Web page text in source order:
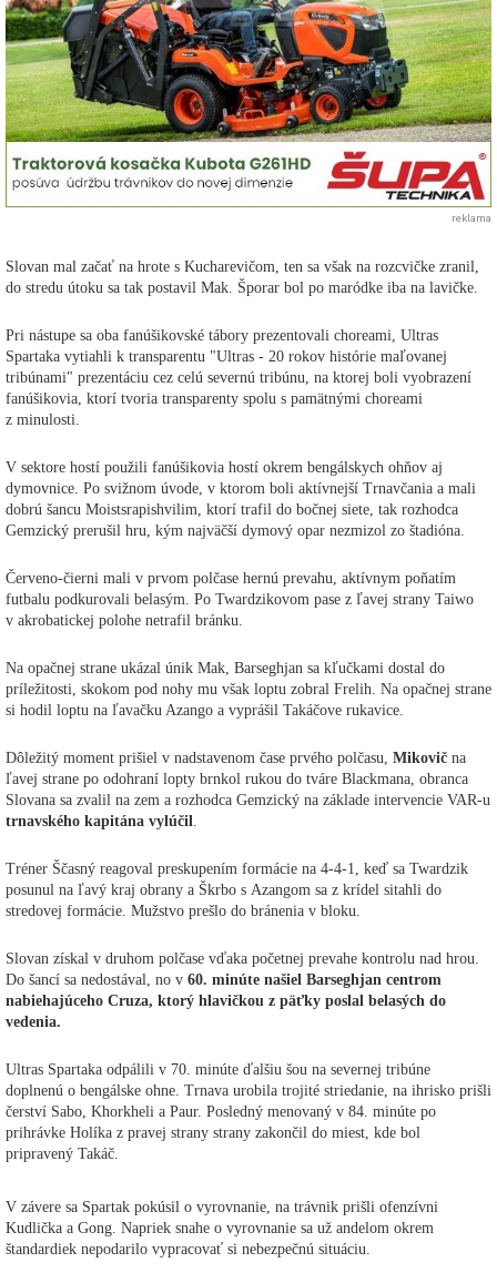
reklama
Slovan mal začať na hrote s Kucharevičom, ten sa však na rozcvičke zranil,
do stredu útoku sa tak postavil Mak. Šporar bol po maródke iba na lavičke.
Pri nástupe sa oba fanúšikovské tábory prezentovali choreami, Ultras
Spartaka vytiahli k transparentu "Ultras - 20 rokov histórie maľovanej
tribúnami" prezentáciu cez celú severnú tribúnu, na ktorej boli vyobrazení
fanúšikovia, ktorí tvoria transparenty spolu s pamätnými choreami
z minulosti.
V sektore hostí použili fanúšikovia hostí okrem bengálskych ohňov aj
dymovnice. Po svižnom úvode, v ktorom boli aktívnejší Trnavčania a mali
dobrú šancu Moistsrapishvilim, ktorí trafil do bočnej siete, tak rozhodca
Gemzický prerušil hru, kým najväčší dymový opar nezmizol zo štadióna.
Červeno-čierni mali v prvom polčase hernú prevahu, aktívnym poňatím
futbalu podkurovali belasým. Po Twardzikovom pase z ľavej strany Taiwo
v akrobatickej polohe netrafil bránku.
Na opačnej strane ukázal únik Mak, Barseghjan sa kľučkami dostal do
príležitosti, skokom pod nohy mu však loptu zobral Frelih. Na opačnej strane
si hodil loptu na ľavačku Azango a vyprášil Takáčove rukavice.
Dôležitý moment prišiel v nadstavenom čase prvého polčasu, Mikovič na
ľavej strane po odohraní lopty brnkol rukou do tváre Blackmana, obranca
Slovana sa zvalil na zem a rozhodca Gemzický na základe intervencie VAR-u
trnavského kapitána vylúčil
Tréner Ščasný reagoval preskupením formácie na 4-4-1, keď sa Twardzik
posunul na ľavý kraj obrany a Škrbo s Azangom sa z krídel sitahli do
stredovej formácie. Mužstvo prešlo do bránenia v bloku.
Slovan získal v druhom polčase vďaka početnej prevahe kontrolu nad hrou.
Do šancí sa nedostával, no v 60. minúte našiel Barseghjan centrom
nabiehajúceho Cruza, ktorý hlavičkou z päťky poslal belasých do
vedenia.
Ultras Spartaka odpálili v 70. minúte ďalšiu šou na severnej tribúne
doplnenú o bengálske ohne. Trnava urobila trojité striedanie, na ihrisko prišli
čerství Sabo, Khorkheli a Paur. Posledný menovaný v 84. minúte po
prihrávke Holíka z pravej strany strany zakončil do miest, kde bol
pripravený Takáč.
V závere sa Spartak pokúsil o vyrovnanie, na trávnik prišli ofenzívni
Kudlička a Gong. Napriek snahe o vyrovnanie sa už andelom okrem
štandardiek nepodarilo vypracovať si nebezpečnú situáciu.